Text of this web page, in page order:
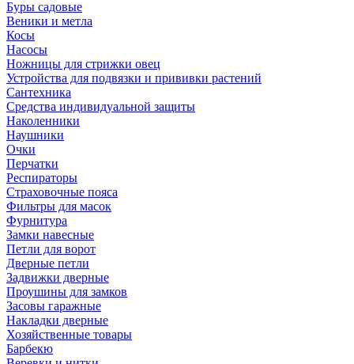
Буры садовые
Веники и метла
Косы
Насосы
Ножницы для стрижки овец
Устройства для подвязки и прививки растений
Сантехника
Средства индивидуальной защиты
Наколенники
Наушники
Очки
Перчатки
Респираторы
Страховочные пояса
Фильтры для масок
Фурнитура
Замки навесные
Петли для ворот
Дверные петли
Задвижки дверные
Проушины для замков
Засовы гаражные
Накладки дверные
Хозяйственные товары
Барбекю